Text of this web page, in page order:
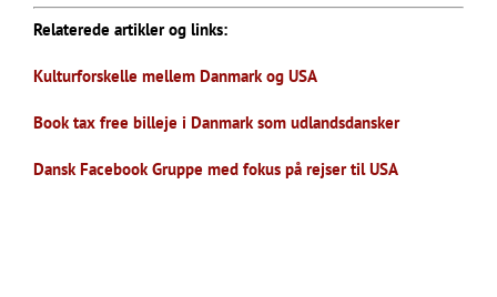
Relaterede artikler og links:
Kulturforskelle mellem Danmark og USA
Book tax free billeje i Danmark som udlandsdansker
Dansk Facebook Gruppe med fokus på rejser til USA